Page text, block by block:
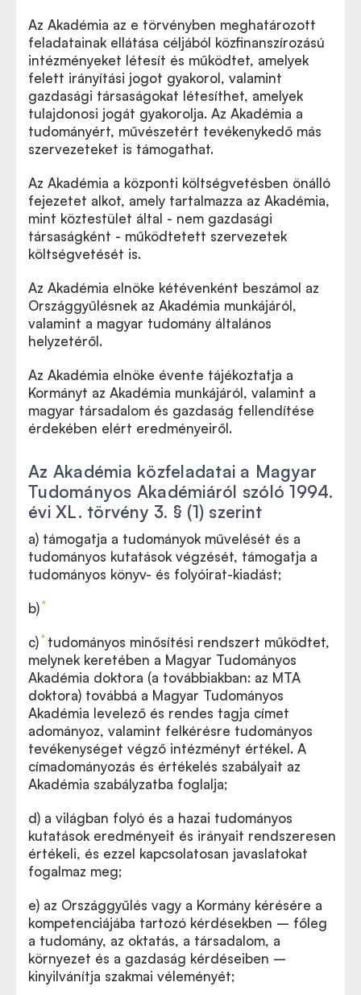
Az Akadémia az e törvényben meghatározott
feladatainak ellátása céljából közfinanszírozású
intézményeket létesít és működtet, amelyek
felett irányítási jogot gyakorol, valamint
gazdasági társaságokat létesíthet, amelyek
tulajdonosi jogát gyakorolja. Az Akadémia a
tudományért, művészetért tevékenykedő más
szervezeteket is támogathat.
Az Akadémia a központi költségvetésben önálló
fejezetet alkot, amely tartalmazza az Akadémia,
mint köztestület által - nem gazdasági
társaságként - működtetett szervezetek
költségvetését is.
Az Akadémia elnöke kétévenként beszámol az
Országgyűlésnek az Akadémia munkájáról,
valamint a magyar tudomány általános
helyzetéről.
Az Akadémia elnöke évente tájékoztatja a
Kormányt az Akadémia munkájáról, valamint a
magyar társadalom és gazdaság fellendítése
érdekében elért eredményeiről.
Az Akadémia közfeladatai a Magyar
Tudományos Akadémiáról szóló 1994.
évi XL. törvény 3. § (1) szerint
a) támogatja a tudományok művelését és a
tudományos kutatások végzését, támogatja a
tudományos könyv- és folyóirat-kiadást;
b)*
c)* tudományos minősítési rendszert működtet,
melynek keretében a Magyar Tudományos
Akadémia doktora (a továbbiakban: az MTA
doktora) továbbá a Magyar Tudományos
Akadémia levelező és rendes tagja címet
adományoz, valamint felkérésre tudományos
tevékenységet végző intézményt értékel. A
címadományozás és értékelés szabályait az
Akadémia szabályzatba foglalja;
d) a világban folyó és a hazai tudományos
kutatások eredményeit és irányait rendszeresen
értékeli, és ezzel kapcsolatosan javaslatokat
fogalmaz meg;
e) az Országgyűlés vagy a Kormány kérésére a
kompetenciájába tartozó kérdésekben – főleg
a tudomány, az oktatás, a társadalom, a
környezet és a gazdaság kérdéseiben –
kinyilvánítja szakmai véleményét;